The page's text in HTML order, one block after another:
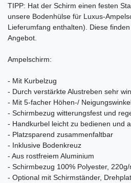
TIPP: Hat der Schirm einen festen
unsere Bodenhülse für Luxus-
Lieferumfang enthalten). Diese
Angebot.
Ampelschirm:
- Mit Kurbelzug
- Durch verstärkte Alustreben sehr
- Mit 5-facher Höhen-/
- Schirmbezug witterungsfest und
- Handkurbel leicht zu bedienen und
- Platzsparend zusammenfaltbar
- Inklusive Bodenkreuz
- Aus rostfreiem Aluminium
- Schirmbezug 100% Polyester, 220g/
- Optional mit Schirmständer,